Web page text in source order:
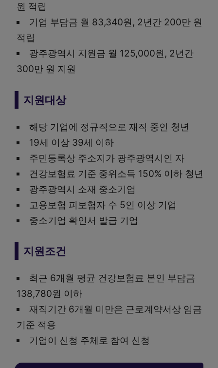
원 적립
기업 부담금 월 83,340원, 2년간 200만 원
적립
광주광역시 지원금 월 125,000원, 2년간
300만 원 지원
지원대상
해당 기업에 정규직으로 재직 중인 청년
19세 이상 39세 이하
주민등록상 주소지가 광주광역시인 자
건강보험료 기준 중위소득 150% 이하 청년
광주광역시 소재 중소기업
고용보험 피보험자 수 5인 이상 기업
중소기업 확인서 발급 기업
지원조건
최근 6개월 평균 건강보험료 본인 부담금
138,780원 이하
재직기간 6개월 미만은 근로계약서상 임금
기준 적용
기업이 신청 주체로 참여 신청